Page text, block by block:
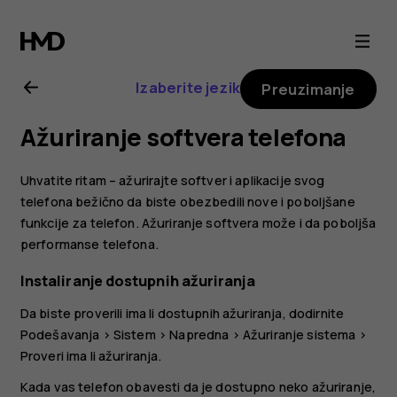
Nokia
6.2
uputstvo
za
korisnika
Izaberite jezik Preuzimanje
Ažuriranje softvera telefona
Uhvatite ritam – ažurirajte softver i aplikacije svog
telefona bežično da biste obezbedili nove i poboljšane
funkcije za telefon. Ažuriranje softvera može i da poboljša
performanse telefona.
Instaliranje dostupnih ažuriranja
Da biste proverili ima li dostupnih ažuriranja, dodirnite
Podešavanja > Sistem >Napredna > Ažuriranje sistema >
Proveri ima li ažuriranja.
Kada vas telefon obavesti da je dostupno neko ažuriranje,